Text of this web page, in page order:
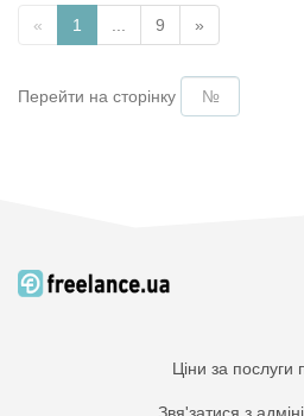
« 1 9 »
Перейти на сторінку
Ціни за послуги